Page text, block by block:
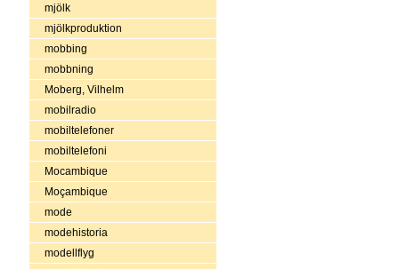
mjölk
mjölkproduktion
mobbing
mobbning
Moberg, Vilhelm
mobilradio
mobiltelefoner
mobiltelefoni
Mocambique
Moçambique
mode
modehistoria
modellflyg